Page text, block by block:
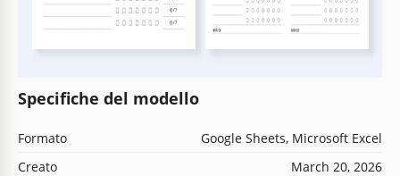
Specifiche del modello
Formato
Google Sheets, Microsoft Excel
Creato
March 20, 2026